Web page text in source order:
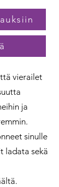
vierailet
ja
sinulle
ladata sekä